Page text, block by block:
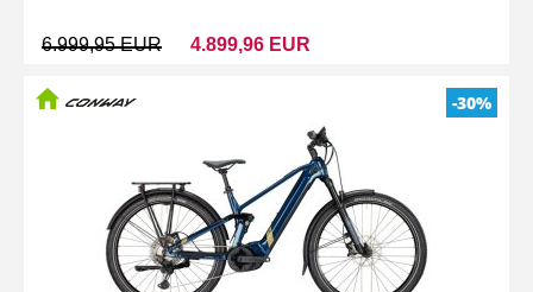
6.999,95 EUR 4.899,96 EUR
-30%